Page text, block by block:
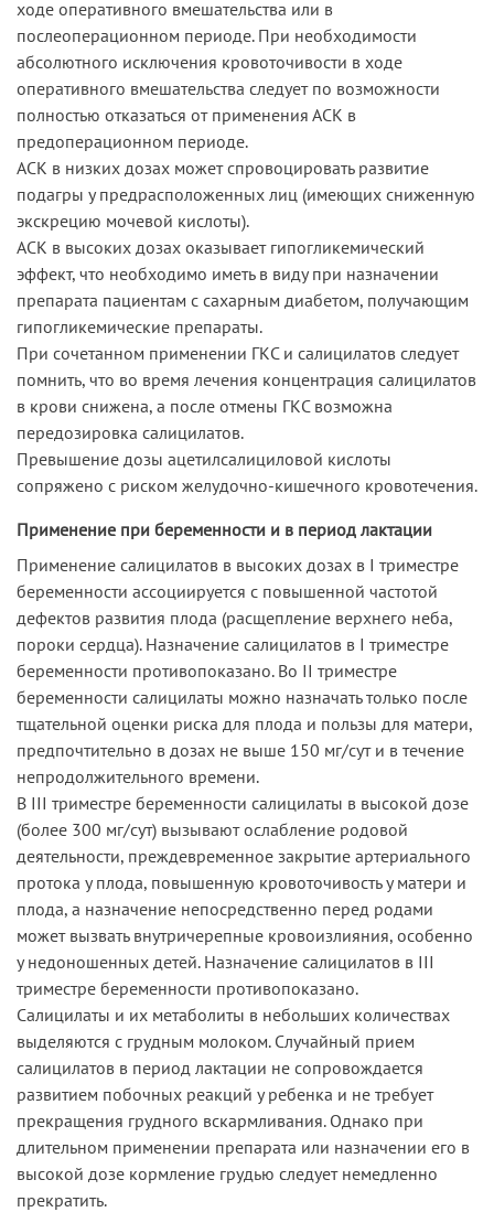
ходе оперативного вмешательства или в
послеоперационном периоде. При необходимости
абсолютного исключения кровоточивости в ходе
оперативного вмешательства следует по возможности
полностью отказаться от применения АСК в
предоперационном периоде.
АСК в низких дозах может спровоцировать развитие
подагры у предрасположенных лиц (имеющих сниженную
экскрецию мочевой кислоты).
АСК в высоких дозах оказывает гипогликемический
эффект, что необходимо иметь в виду при назначении
препарата пациентам с сахарным диабетом, получающим
гипогликемические препараты.
При сочетанном применении ГКС и салицилатов следует
помнить, что во время лечения концентрация салицилатов
в крови снижена, а после отмены ГКС возможна
передозировка салицилатов.
Превышение дозы ацетилсалициловой кислоты
сопряжено с риском желудочно-кишечного кровотечения.
Применение при беременности и в период лактации
Применение салицилатов в высоких дозах в I триместре
беременности ассоциируется с повышенной частотой
дефектов развития плода (расщепление верхнего неба,
пороки сердца). Назначение салицилатов в I триместре
беременности противопоказано. Во II триместре
беременности салицилаты можно назначать только после
тщательной оценки риска для плода и пользы для матери,
предпочтительно в дозах не выше 150 мг/сут и в течение
непродолжительного времени.
В III триместре беременности салицилаты в высокой дозе
(более 300 мг/сут) вызывают ослабление родовой
деятельности, преждевременное закрытие артериального
протока у плода, повышенную кровоточивость у матери и
плода, а назначение непосредственно перед родами
может вызвать внутричерепные кровоизлияния, особенно
у недоношенных детей. Назначение салицилатов в III
триместре беременности противопоказано.
Салицилаты и их метаболиты в небольших количествах
выделяются с грудным молоком. Случайный прием
салицилатов в период лактации не сопровождается
развитием побочных реакций у ребенка и не требует
прекращения грудного вскармливания. Однако при
длительном применении препарата или назначении его в
высокой дозе кормление грудью следует немедленно
прекратить.